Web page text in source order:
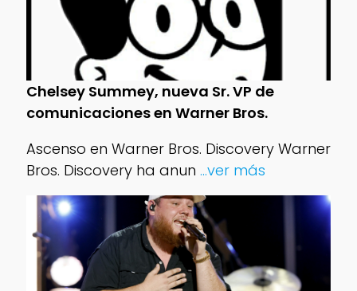
Chelsey Summey, nueva Sr. VP de
comunicaciones en Warner Bros.
Ascenso en Warner Bros. Discovery Warner
Bros. Discovery ha anun ...ver más